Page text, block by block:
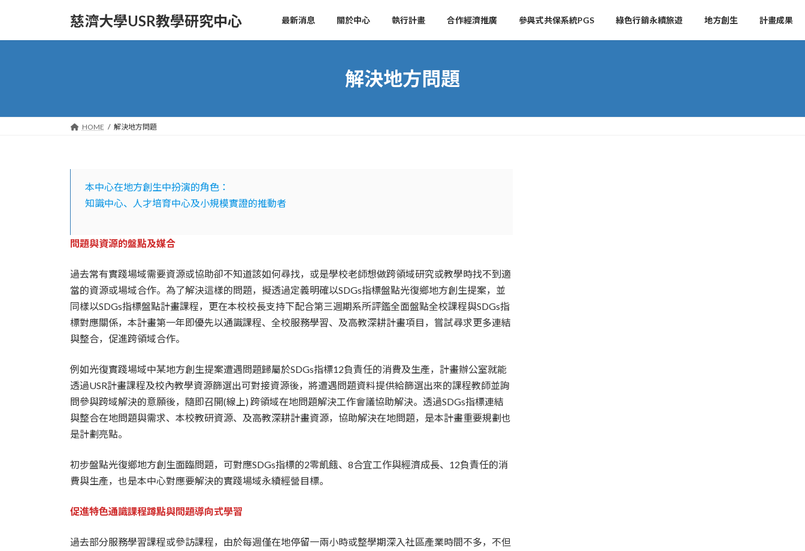
content
Navigation
慈濟大學USR教學研究中心 最新消息 關於中心 執行計畫 合作經濟推廣 參與式共保系統PGS 綠色行銷永續旅遊 地方創生 計畫成果
解決地方問題
HOME 解決地方問題
本中心在地方創生中扮演的角色：
知識中心、人才培育中心及小規模實證的推動者
問題與資源的盤點及媒合
過去常有實踐場域需要資源或協助卻不知道該如何尋找，或是學校老師想做跨領域研究或教學時找不到適
當的資源或場域合作。為了解決這樣的問題，擬透過定義明確以SDGs指標盤點光復鄉地方創生提案，並
同樣以SDGs指標盤點計畫課程，更在本校校長支持下配合第三週期系所評鑑全面盤點全校課程與SDGs指
標對應關係，本計畫第一年即優先以通識課程、全校服務學習、及高教深耕計畫項目，嘗試尋求更多連結
與整合，促進跨領域合作。
例如光復實踐場域中某地方創生提案遭遇問題歸屬於SDGs指標12負責任的消費及生產，計畫辦公室就能
透過USR計畫課程及校內教學資源篩選出可對接資源後，將遭遇問題資料提供給篩選出來的課程教師並詢
問參與跨域解決的意願後，隨即召開(線上) 跨領域在地問題解決工作會議協助解決。透過SDGs指標連結
與整合在地問題與需求、本校教研資源、及高教深耕計畫資源，協助解決在地問題，是本計畫重要規劃也
是計劃亮點。
初步盤點光復鄉地方創生面臨問題，可對應SDGs指標的2零飢餓、8合宜工作與經濟成長、12負責任的消
費與生產，也是本中心對應要解決的實踐場域永續經營目標。
促進特色通識課程蹲點與問題導向式學習
過去部分服務學習課程或參訪課程，由於每週僅在地停留一兩小時或整學期深入社區產業時間不多，不但